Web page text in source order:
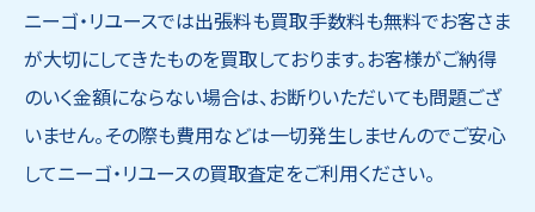
ニーゴ・リユースでは出張料も買取手数料も無料でお客さま
が大切にしてきたものを買取しております。お客様がご納得
のいく金額にならない場合は、お断りいただいても問題ござ
いません。その際も費用などは一切発生しませんのでご安心
してニーゴ・リユースの買取査定をご利用ください。